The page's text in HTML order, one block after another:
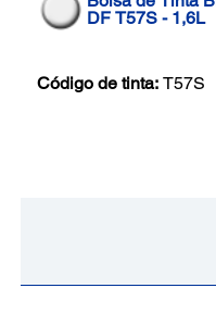
DF T57S - 1,6L
Código de tinta: T57S